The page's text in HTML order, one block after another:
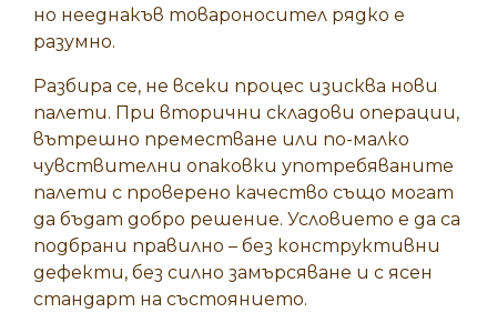
но нееднакъв товароносител рядко е
разумно.
Разбира се, не всеки процес изисква нови
палети. При вторични складови операции,
вътрешно преместване или по-малко
чувствителни опаковки употребяваните
палети с проверено качество също могат
да бъдат добро решение. Условието е да са
подбрани правилно – без конструктивни
дефекти, без силно замърсяване и с ясен
стандарт на състоянието.